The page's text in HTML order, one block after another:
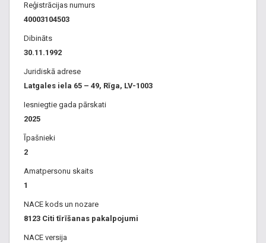
kontrole) iznīcināšana,
indēšana kafejnīcās, restorānos, viesnīcās, dzīvokļos,
daudzstāvu mājās,
slimnīcās, birojos, ofisos. Deratizācijas un dezinsekcijas
pretinsektu
lampas. Līgumu slēgšana un konsultācijas sanitārajos
jautājumos. Slēdzam
ilgtermiņa un īstermiņa apkalpošanas līgumus ar veikaliem,
ražotnēm,
namsaimniekiem, namu pārvaldēm,
atpūtas kompleksiem,
sporta kompleksiem. Aizkraukle, Alūksne, Balvi, Bauska,
Cēsis, Daugavpils,
Reģistrācijas numurs
40003104503
Dibināts
30.11.1992
Juridiskā adrese
Latgales iela 65 – 49, Rīga, LV-1003
Iesniegtie gada pārskati
2025
Īpašnieki
2
Amatpersonu skaits
1
NACE kods un nozare
8123 Citi tīrīšanas pakalpojumi
NACE versija